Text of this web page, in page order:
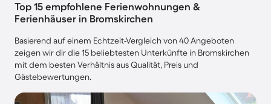
Top 15 empfohlene Ferienwohnungen &
Ferienhäuser in Bromskirchen
Basierend auf einem Echtzeit-Vergleich von 40 Angeboten
zeigen wir dir die 15 beliebtesten Unterkünfte in Bromskirchen
mit dem besten Verhältnis aus Qualität, Preis und
Gästebewertungen.